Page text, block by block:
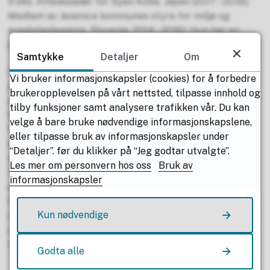
Medlem av Jesenice kommunes styre for miljø og
arealplanlegging, Slovenia, 2014 – 2016). Hun har en
Shiko Hayashis ekspertise er blant annet innen 3R-
politikk for bærekraftig utvikling, utvidet
produsentansvar, urban miljøstyring, sirkulære byer og
bærekraftsmål lokalisering. Han har rik erfaring med å
lede flere prosjekter med asiatiske land for den
institusjonelle utviklingen, ved å støtte de nasjonale
myndighetene i Malaysia, Vietnam, Filippinene,
Thailand, Indonesia, Bangladesh og Myanmar, for å
utvikle strategier og tekniske retningslinjer for
forsvarlig avfallsbehandling, som er godkjent på deres
ministernivå. Han jobber tett med Kitakyushu kommune
og er medutvikler av Kitakyushu Circular Economy
Samtykke Detaljer
Om
Vi bruker informasjonskapsler (cookies) for å forbedre
brukeropplevelsen på vårt nettsted, tilpasse innhold og
tilby funksjoner samt analysere trafikken vår. Du kan
velge å bare bruke nødvendige informasjonskapslene,
eller tilpasse bruk av informasjonskapsler under
“Detaljer”. før du klikker på “Jeg godtar utvalgte”.
Les mer om personvern hos oss
Bruk av
informasjonskapsler
Kun nødvendige
Godta alle